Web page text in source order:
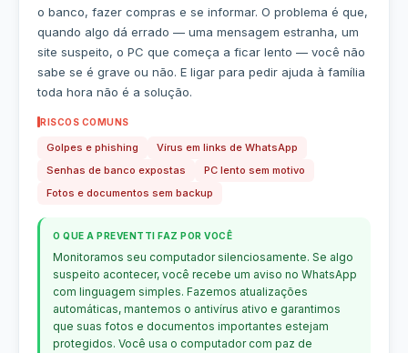
o banco, fazer compras e se informar. O problema é que,
quando algo dá errado — uma mensagem estranha, um
site suspeito, o PC que começa a ficar lento — você não
sabe se é grave ou não. E ligar para pedir ajuda à família
toda hora não é a solução.
RISCOS COMUNS
Golpes e phishing
Vírus em links de WhatsApp
Senhas de banco expostas
PC lento sem motivo
Fotos e documentos sem backup
O QUE A PREVENTTI FAZ POR VOCÊ
Monitoramos seu computador silenciosamente. Se algo
suspeito acontecer, você recebe um aviso no WhatsApp
com linguagem simples. Fazemos atualizações
automáticas, mantemos o antivírus ativo e garantimos
que suas fotos e documentos importantes estejam
protegidos. Você usa o computador com paz de